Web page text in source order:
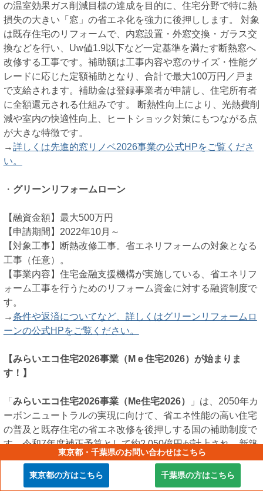
の温室効果ガス削減目標の達成を目的に、住宅分野で特に熱
損失の大きい「窓」の省エネ化を強力に後押しします。 対象
は既存住宅のリフォームで、内窓設置・外窓交換・ガラス交
換などを行い、Uw値1.9以下など一定基準を満たす断熱窓へ
改修する工事です。補助額は工事内容や窓のサイズ・性能グ
レードに応じた定額補助となり、合計で最大100万円／戸ま
で支給されます。補助金は登録事業者が申請し、住宅所有者
に全額還元される仕組みです。 断熱性向上により、光熱費削
減や室内の快適性向上、ヒートショック対策にもつながる点
が大きな特徴です。
→詳しくは先進的窓リノベ2026事業の公式HPをご覧くださ
い。
・ グリーンリフォームローン
【融資金額】最大500万円
【申請期間】2022年10月～
【対象工事】断熱改修工事。省エネリフォームの対象となる
工事（任意）。
【事業内容】住宅金融支援機構が実施している、省エネリフ
ォーム工事を行うためのリフォーム資金に対する融資制度で
す。
→条件や返済についてなど、詳しくはグリーンリフォームロ
ーンの公式HPをご覧ください。
【みらいエコ住宅2026事業（Мｅ住宅2026）が始まりま
す！】
「 みらいエコ住宅2026事業（Me住宅2026）
」は、2050年カ
ーボンニュートラルの実現に向けて、省エネ性能の高い住宅
の普及と既存住宅の省エネ改修を後押しする国の補助制度で
す。令和7年度補正予算として約2,050億円が計上され、新築
とリフォームの両方が対象となっています。
新築では、断熱性やエネルギー削減性能が特に高いGX志向型
住宅をはじめ、長期優良住宅やZEH水準住宅が補助対象で、
東京都・千葉県のお問い合わせはこちら
東京都の方はこちら 千葉県の方はこちら